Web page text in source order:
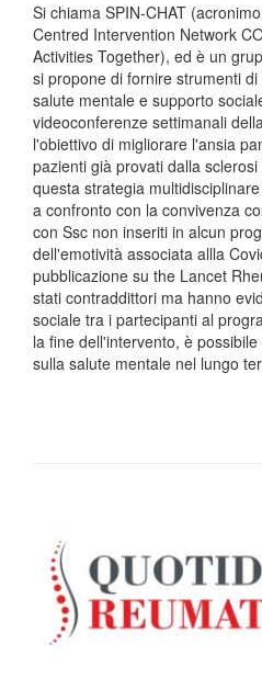
Si chiama SPIN-CHAT
Centred Intervention Network
Activities Together), ed è un
si propone di fornire strumenti
salute mentale e supporto
videoconferenze settimanali
l'obiettivo di migliorare l'ansia
pazienti già provati dalla
questa strategia
a confronto con la convivenza
con Ssc non inseriti in alcun
dell'emotività associata allla
pubblicazione su the Lancet
stati contraddittori ma hanno
sociale tra i partecipanti al
la fine dell'intervento, è
sulla salute mentale nel lungo